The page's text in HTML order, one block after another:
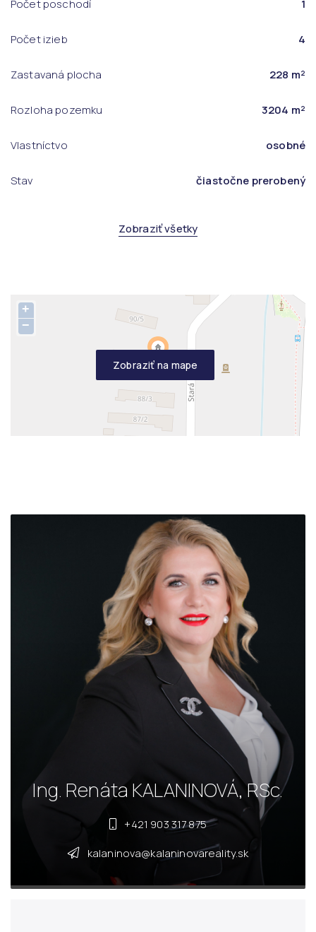
Počet poschodí 1
Počet izieb 4
Zastavaná plocha 228 m²
Rozloha pozemku 3204 m²
Vlastníctvo osobné
Stav čiastočne prerobený
Zobraziť všetky
Zobraziť na mape
+
−
Ing. Renáta KALANINOVÁ, RSc.
+421 903 317 875
kalaninova@kalaninovareality.sk